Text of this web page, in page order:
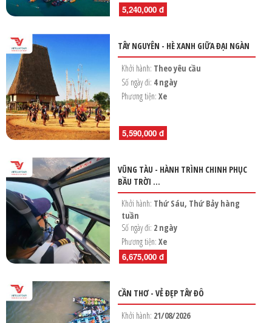
5,240,000 đ
TÂY NGUYÊN - HÈ XANH GIỮA ĐẠI NGÀN
Khởi hành: Theo yêu cầu
Số ngày đi: 4 ngày
Phương tiện:Xe
5,590,000 đ
VŨNG TÀU - HÀNH TRÌNH CHINH PHỤC
BẦU TRỜI ...
Khởi hành: Thứ Sáu, Thứ Bảy hàng
tuần
Số ngày đi: 2 ngày
Phương tiện:Xe
6,675,000 đ
CẦN THƠ - VẺ ĐẸP TÂY ĐÔ
Khởi hành: 21/08/2026